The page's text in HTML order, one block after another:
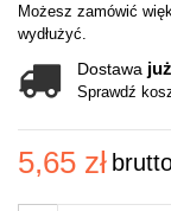
Możesz zamówić
wydłużyć.
Dostawa
Sprawdź
5,65 zł